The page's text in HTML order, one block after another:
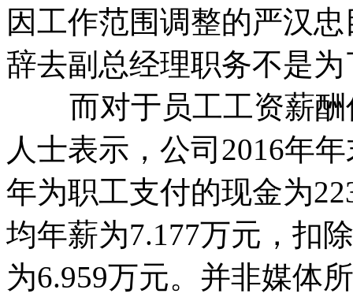
因工作范围调整的严汉
辞去副总经理职务不是
而对于员工工资薪酬
人士表示，公司2016年
年为职工支付的现金为
均年薪为7.177万元，扣
为6.959万元。并非媒体